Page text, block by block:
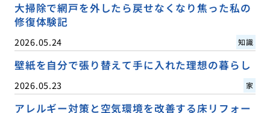
大掃除で網戸を外したら戻せなくなり焦った私の
修復体験記
2026.05.24 知識
壁紙を自分で張り替えて手に入れた理想の暮らし
2026.05.23 家
アレルギー対策と空気環境を改善する床リフォー